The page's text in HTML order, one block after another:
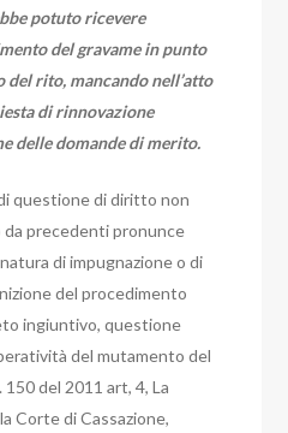
potuto ricevere
del gravame in punto
rito, mancando nell’atto
di rinnovazione
delle domande di merito.
questione di diritto non
da precedenti pronunce
di impugnazione o di
del procedimento
ingiuntivo, questione
del mutamento del
del 2011 art, 4, La
Corte di Cassazione,